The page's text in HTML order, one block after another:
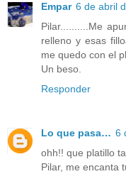
Empar 6 de abril
Pilar..........Me
relleno y esas
me quedo con el
Un beso.
Responder
Lo que pasa… 6
ohh!! que platillo
Pilar, me encanta